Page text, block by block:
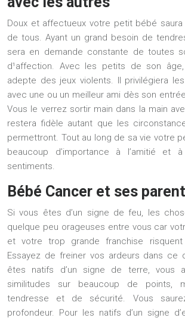
Doux et affectueux votre petit bébé
de tous. Ayant un grand besoin de
sera en demande constante de toutes
d¹affection. Avec les petits de son
adepte des jeux violents. Il privilégiera
avec une ou un meilleur ami dès son
Vous le verrez sortir main dans la main
restera fidèle autant que les
permettront. Tout au long de sa vie votre
beaucoup d’importance à l’amitié et
sentiments.
Bébé Cancer et ses
Si vous êtes d’un signe de feu, les
quelque peu orageuses entre vous car
et votre trop grande franchise
Essayez de freiner vos ardeurs dans ce
êtes natifs d’un signe de terre, vous
similitudes sur beaucoup de points,
tendresse et de sécurité. Vous
profondeur. Pour les natifs d’un signe